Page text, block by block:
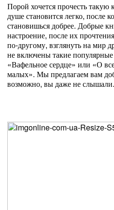
Порой хочется прочесть такую
душе становится легко, после
становишься добрее. Добрые
настроение, после их
по-другому, взглянуть на мир
не включены такие
«Вафельное сердце» или «О
малых». Мы предлагаем вам
возможно, вы даже не слышали.